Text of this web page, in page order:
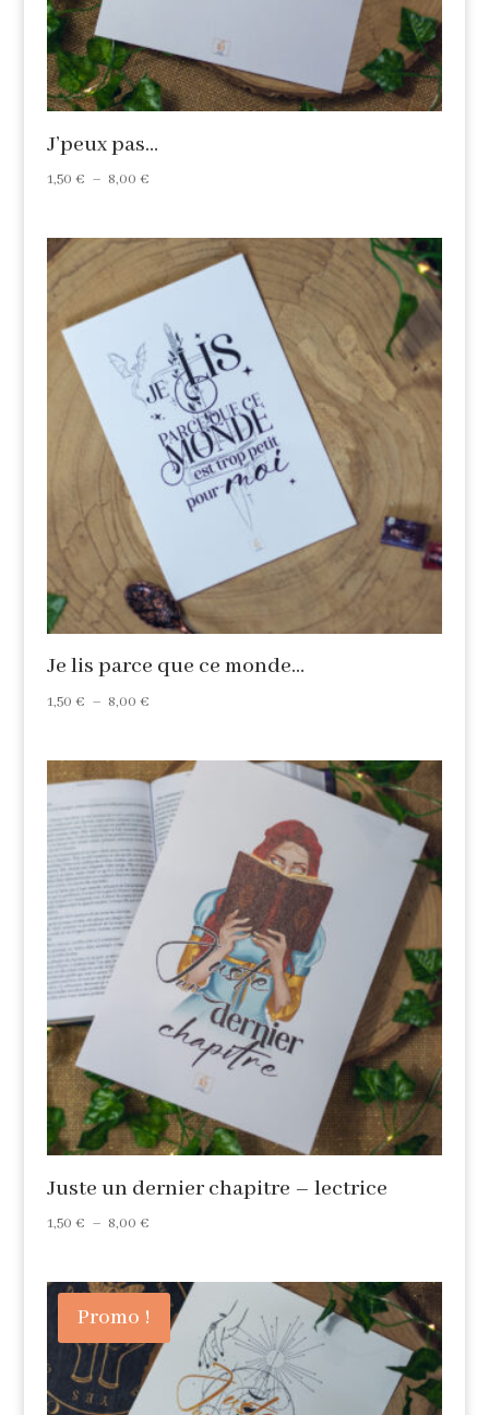
J’peux pas…
1,50 € – 8,00 €Plage
1,50 €
à
Je lis parce que ce monde…
1,50 € – 8,00 €Plage
1,50 €
à
8,00 €
Juste un dernier chapitre – lectrice
1,50 € – 8,00 €Plage
1,50 €
à
8,00 €
Promo !